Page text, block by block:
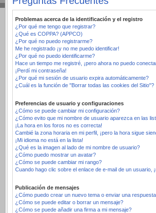
Problemas acerca de la identificación y el registro
¿Por qué me tengo que registrar?
¿Qué es COPPA? (APPCO)
¿Por qué no puedo registrarme?
Me he registrado ¡y no me puedo identificar!
¿Por qué no puedo identificarme?
Hace un tiempo me registré, ¡pero ahora no puedo
¡Perdí mi contraseña!
¿Por qué mi sesión de usuario expira automáticamente?
¿Cuál es la función de "Borrar todas las cookies del Sitio"?
Preferencias de usuario y configuraciones
¿Cómo se puede cambiar mi configuración?
¿Cómo evito que mi nombre de usuario aparezca en las
¡La hora en los foros no es correcta!
Cambié la zona horaria en mi perfil, ¡pero la hora sigue
¡Mi idioma no está en la lista!
¿Qué es la imagen al lado de mi nombre de usuario?
¿Cómo puedo mostrar un avatar?
¿Cómo se puede cambiar mi rango?
Cuando hago clic sobre el enlace de e-mail de un usuario,
Publicación de mensajes
¿Cómo puedo crear un nuevo tema o enviar una
¿Cómo se puede editar o borrar un mensaje?
¿Cómo se puede añadir una firma a mi mensaje?